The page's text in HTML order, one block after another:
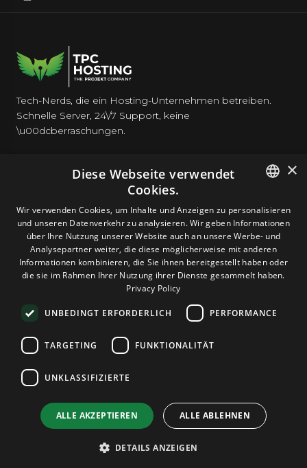
Tech-Nerds, die ein Hosting-Unternehmen betreiben.
Schnelle Server, 24\/7 Support, keine
\u00dcberraschungen.
HOSTING
DOMAINS & E-MAIL
TOOLS & SICHERHEIT
UNTERNEHMEN
Terms and Conditions
ENGLISH
ROMANIAN
×
Diese Webseite verwendet
Cookies.
Wir verwenden Cookies, um Inhalte und Anzeigen zu personalisieren
und unseren Datenverkehr zu analysieren. Wir geben Informationen
über Ihre Nutzung unserer Website auch an unsere Werbe- und
Analysepartner weiter, die diese möglicherweise mit anderen
Informationen kombinieren, die Sie ihnen bereitgestellt haben oder
die sie im Rahmen Ihrer Nutzung ihrer Dienste gesammelt haben.
Privacy Policy
UNBEDINGT ERFORDERLICH PERFORMANCE
TARGETING FUNKTIONALITÄT
UNKLASSIFIZIERTE
ALLE AKZEPTIEREN ALLE ABLEHNEN
DETAILS ANZEIGEN